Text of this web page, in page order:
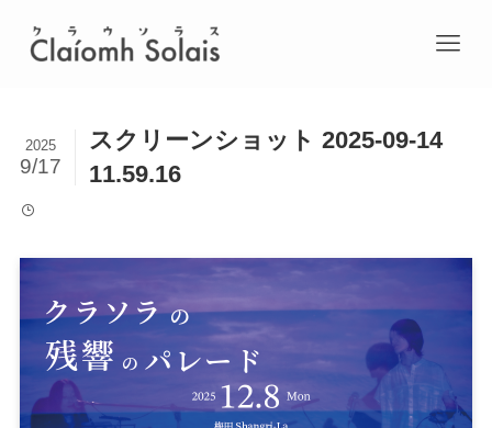
スクリーンショット 2025-09-14
11.59.16
2025
9/17